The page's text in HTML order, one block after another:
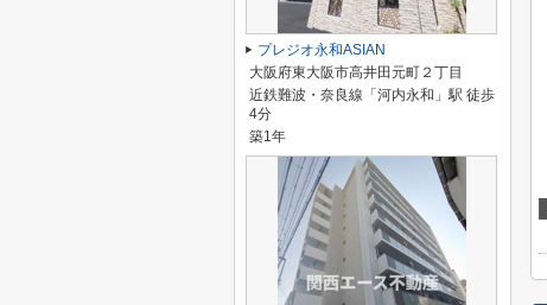
プレジオ永和ASIAN
大阪府東大阪市高井田元町２丁目
近鉄難波・奈良線「河内永和」駅 徒歩
4分
築1年